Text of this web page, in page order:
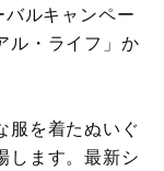
ルキャンペー
ル・ライフ」か
服を着たぬいぐ
します。最新シ